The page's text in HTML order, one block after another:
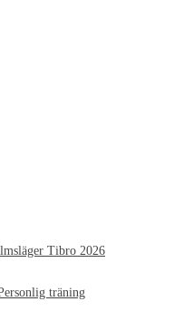
Tibro 2026
träning